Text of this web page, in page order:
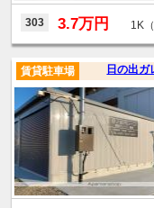
303 3.7万円 1K
日の出ガ
賃貸駐車場